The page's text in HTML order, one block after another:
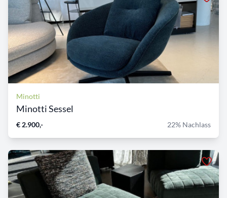
Minotti
Minotti Sessel
€ 2.900,- 22% Nachlass